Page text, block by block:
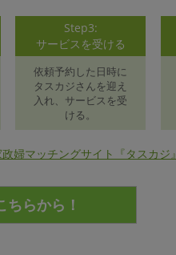
Step3:
サービスを受ける
依頼予約した日時に
タスカジさんを迎え
入れ、サービスを受
ける。
婦マッチングサイト『タスカジ』